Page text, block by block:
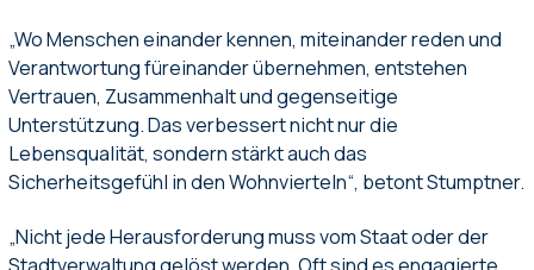
„Wo Menschen einander kennen, miteinander reden und
Verantwortung füreinander übernehmen, entstehen
Vertrauen, Zusammenhalt und gegenseitige
Unterstützung. Das verbessert nicht nur die
Lebensqualität, sondern stärkt auch das
Sicherheitsgefühl in den Wohnvierteln“, betont Stumptner.
„Nicht jede Herausforderung muss vom Staat oder der
Stadtverwaltung gelöst werden. Oft sind es engagierte